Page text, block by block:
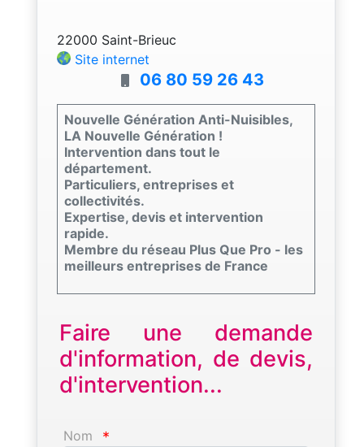
22000 Saint-Brieuc
Site internet
06 80 59 26 43
Nouvelle Génération Anti-Nuisibles,
LA Nouvelle Génération !
Intervention dans tout le
département.
Particuliers, entreprises et
collectivités.
Expertise, devis et intervention
rapide.
Membre du réseau Plus Que Pro - les
meilleurs entreprises de France
Faire une demande
d'information, de devis,
d'intervention...
Nom *